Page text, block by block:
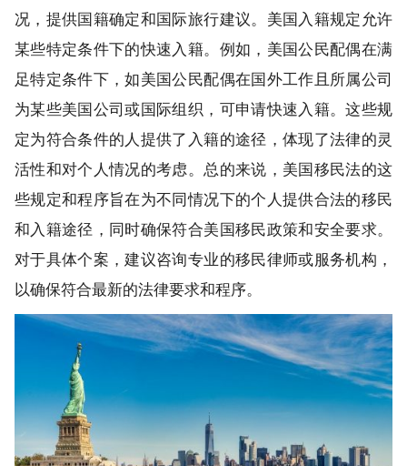
况，提供国籍确定和国际旅行建议。美国入籍规定允许
某些特定条件下的快速入籍。例如，美国公民配偶在满
足特定条件下，如美国公民配偶在国外工作且所属公司
为某些美国公司或国际组织，可申请快速入籍。这些规
定为符合条件的人提供了入籍的途径，体现了法律的灵
活性和对个人情况的考虑。总的来说，美国移民法的这
些规定和程序旨在为不同情况下的个人提供合法的移民
和入籍途径，同时确保符合美国移民政策和安全要求。
对于具体个案，建议咨询专业的移民律师或服务机构，
以确保符合最新的法律要求和程序。